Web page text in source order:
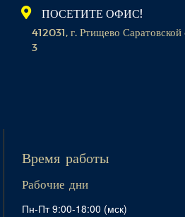
ПОСЕТИТЕ ОФИС!
412031, г. Ртищево Саратовской
3
Время работы
Рабочие дни
Пн-Пт 9:00-18:00 (мск)